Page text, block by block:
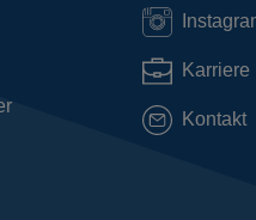
Karriere
Kontakt